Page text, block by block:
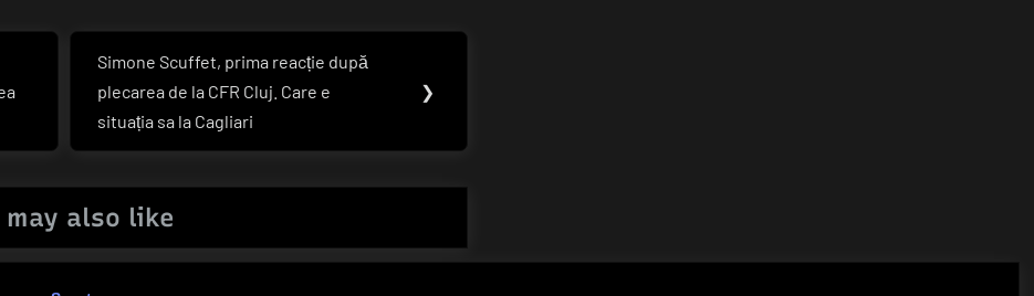
Next
Post:
Simone Scuffet, prima reacție după
plecarea de la CFR Cluj. Care e
situația sa la Cagliari
❯
may also like